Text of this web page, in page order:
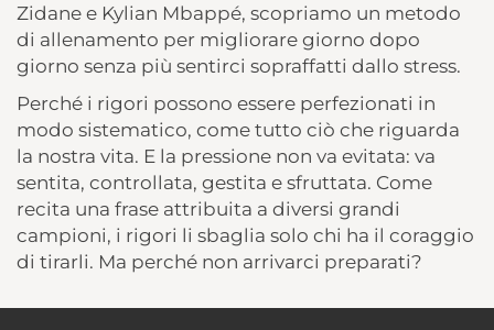
Zidane e Kylian Mbappé, scopriamo un metodo
di allenamento per migliorare giorno dopo
giorno senza più sentirci sopraffatti dallo stress.
Perché i rigori possono essere perfezionati in
modo sistematico, come tutto ciò che riguarda
la nostra vita. E la pressione non va evitata: va
sentita, controllata, gestita e sfruttata. Come
recita una frase attribuita a diversi grandi
campioni, i rigori li sbaglia solo chi ha il coraggio
di tirarli. Ma perché non arrivarci preparati?